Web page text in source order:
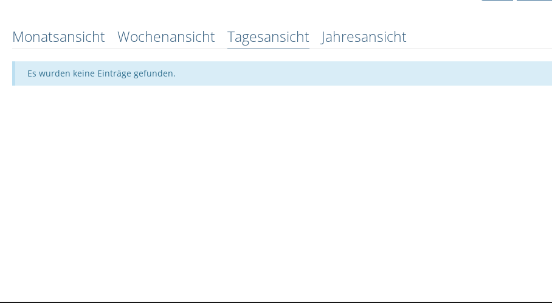
Monatsansicht Wochenansicht Tagesansicht Jahresansicht
Es wurden keine Einträge gefunden.